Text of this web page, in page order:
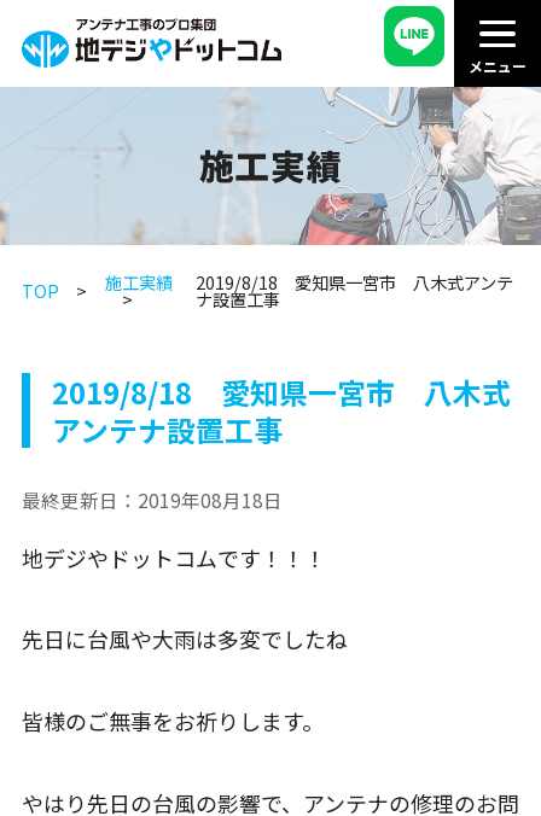
施工実績
TOP 施工実績 2019/8/18 愛知県一宮市 八木式アンテ
ナ設置工事
2019/8/18 愛知県一宮市 八木式
アンテナ設置工事
最終更新日： 2019年08月18日
地デジやドットコムです！！！
先日に台風や大雨は多変でしたね
皆様のご無事をお祈りします。
やはり先日の台風の影響で、アンテナの修理のお問